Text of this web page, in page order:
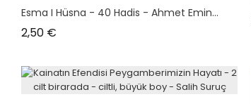
Esma I Hüsna - 40 Hadis - Ahmet Emin...
2,50 €